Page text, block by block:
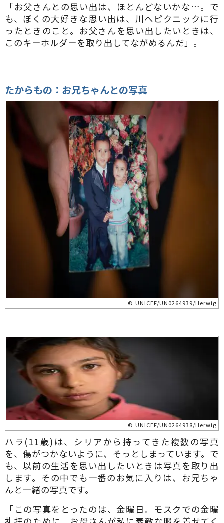
「お父さんとの思い出は、ほとんどないかな…。で
も、ぼくの大好きな思い出は、川へピクニックに行
ったときのこと。お父さんを思い出したいときは、
このキーホルダーを取り出してながめるんだ」。
たからもの：お兄ちゃんとの写真
© UNICEF/UN0264939/Herwig
© UNICEF/UN0264938/Herwig
ハラ(11歳)は、シリアから持ってきた複数の写真
を、傷がつかないように、そっとしまっています。で
も、以前の生活を思い出したいときは写真を取り出
します。その中でも一番のお気に入りは、お兄ちゃ
んと一緒の写真です。
「この写真をとったのは、金曜日。モスクでの金曜